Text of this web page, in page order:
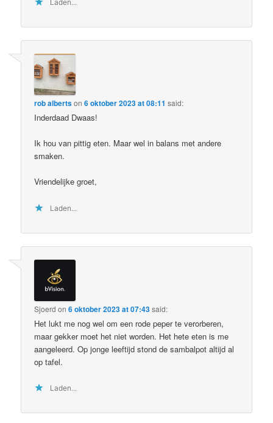
Laden...
rob albertson6 oktober 2023 at 08:11 said:
Inderdaad Dwaas!
Ik hou van pittig eten. Maar wel in balans met andere
smaken.
Vriendelijke groet,
Laden...
Sjoerd on6 oktober 2023 at 07:43said:
Het lukt me nog wel om een rode peper te verorberen,
maar gekker moet het niet worden. Het hete eten is me
aangeleerd. Op jonge leeftijd stond de sambalpot altijd al
op tafel.
Laden...